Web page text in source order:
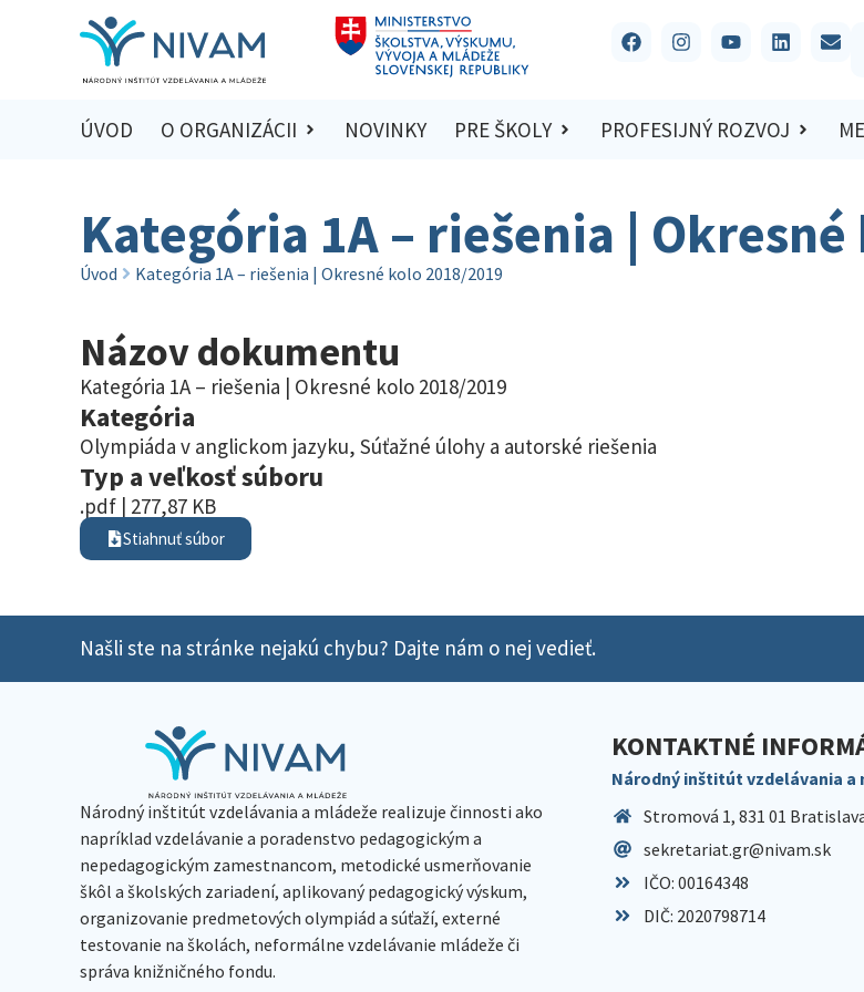
ÚVOD O ORGANIZÁCII NOVINKY PRE ŠKOLY PROFESIJNÝ ROZVOJ
Kategória 1A – riešenia |
Úvod Kategória 1A – riešenia | Okresné kolo 2018/2019
Názov dokumentu
Kategória 1A – riešenia | Okresné kolo 2018/2019
Kategória
Olympiáda v anglickom jazyku, Súťažné úlohy a autorské riešenia
Typ a veľkosť súboru
.pdf | 277,87 KB
Stiahnuť súbor
Našli ste na stránke nejakú chybu? Dajte nám o nej vedieť.
Národný inštitút vzdelávania a mládeže realizuje činnosti ako
napríklad vzdelávanie a poradenstvo pedagogickým a
nepedagogickým zamestnancom, metodické usmerňovanie
škôl a školských zariadení, aplikovaný pedagogický výskum,
organizovanie predmetových olympiád a súťaží, externé
testovanie na školách, neformálne vzdelávanie mládeže či
správa knižničného fondu.
KONTAKTNÉ
Národný inštitút vzdelávania a
Stromová 1, 831 01
sekretariat.gr@nivam.sk
IČO: 00164348
DIČ: 2020798714